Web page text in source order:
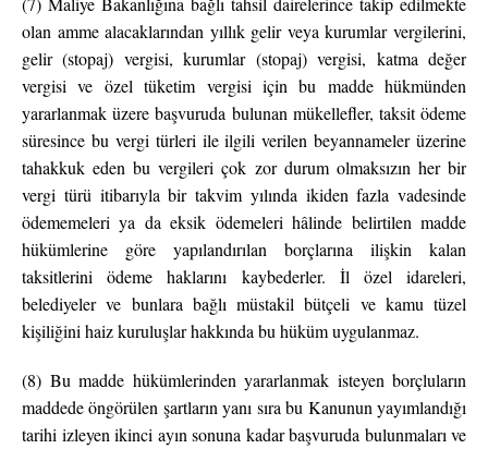
olan amme alacaklarından yıllık gelir veya kurumlar vergilerini,
gelir (stopaj) vergisi, kurumlar (stopaj) vergisi, katma değer
vergisi ve özel tüketim vergisi için bu madde hükmünden
yararlanmak üzere başvuruda bulunan mükellefler, taksit ödeme
süresince bu vergi türleri ile ilgili verilen beyannameler üzerine
tahakkuk eden bu vergileri çok zor durum olmaksızın her bir
vergi türü itibarıyla bir takvim yılında ikiden fazla vadesinde
ödememeleri ya da eksik ödemeleri hâlinde belirtilen madde
hükümlerine göre yapılandırılan borçlarına ilişkin kalan
taksitlerini ödeme haklarını kaybederler. İl özel idareleri,
belediyeler ve bunlara bağlı müstakil bütçeli ve kamu tüzel
kişiliğini haiz kuruluşlar hakkında bu hüküm uygulanmaz.
(8) Bu madde hükümlerinden yararlanmak isteyen borçluların
maddede öngörülen şartların yanı sıra bu Kanunun yayımlandığı
tarihi izleyen ikinci ayın sonuna kadar başvuruda bulunmaları ve